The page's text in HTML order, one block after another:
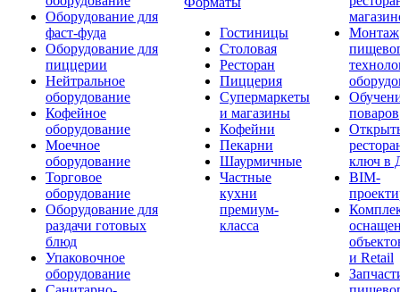
Оборудование для
фаст-фуда
Оборудование для
пиццерии
Нейтральное
оборудование
Кофейное
оборудование
Моечное
оборудование
Торговое
оборудование
Оборудование для
раздачи готовых
блюд
Упаковочное
оборудование
Гостиницы
Столовая
Ресторан
Пиццерия
Супермаркеты
и магазины
Кофейни
Пекарни
Шаурмичные
Частные
кухни
премиум-
класса
Монтаж
поваров
ключ в
BIM-
и Retail